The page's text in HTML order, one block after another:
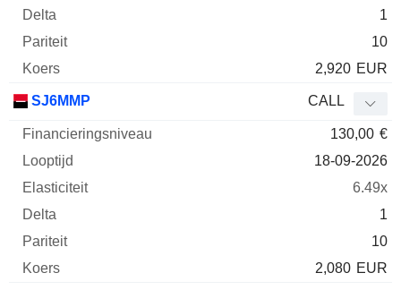
1
10
2,920 EUR
SJ6MMP CALL
130,00 €
18-09-2026
6.49x
1
10
2,080 EUR